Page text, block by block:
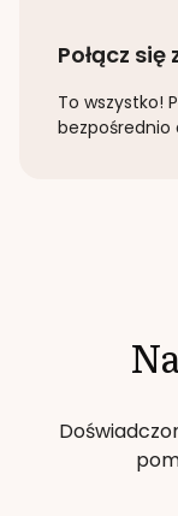
Połącz
To wszystko!
bezpośrednio